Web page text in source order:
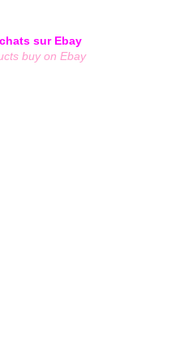
sur Ebay
buy on Ebay